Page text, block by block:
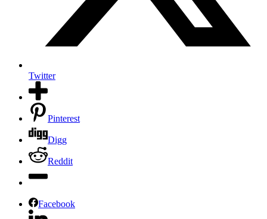
Twitter
Pinterest
Digg
Reddit
Facebook